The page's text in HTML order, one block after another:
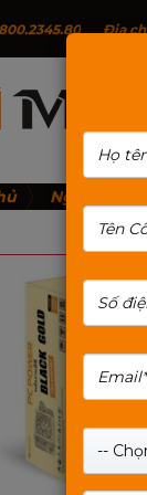
Địa
Nguồn PC
--